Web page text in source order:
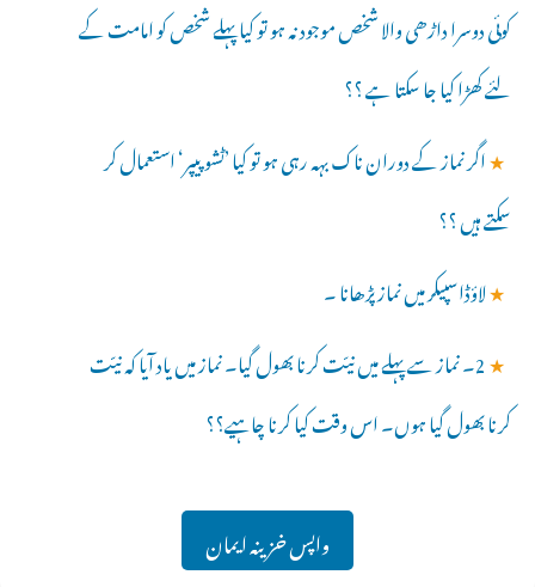
کوئی دوسرا داڑھی والا شخص موجود نہ ہو تو کیا پہلے شخص کو امامت کے
لئے کھڑا کیا جا سکتا ہے ؟؟
★اگر نماز کے دوران ناک بہہ رہی ہو تو کیا ’ٹشو پیپر‘ استعمال کر
سکتے ہیں ؟؟
★لاؤڈاسپیکر میں نماز پڑھانا ۔
★ 2۔ نماز سے پہلے میں نیّت کرنا بھول گیا۔ نماز میں یاد آیا کہ نیّت
کرنا بھول گیا ہوں۔ اس وقت کیا کرنا چاہیے؟؟
واپس خزینہ ایمان